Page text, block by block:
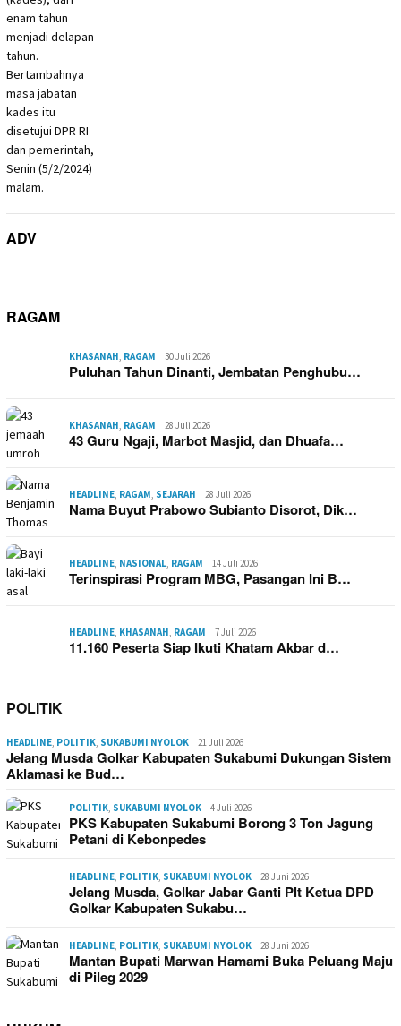
ADV
RAGAM
KHASANAH, RAGAM 30 Juli 2026
Puluhan Tahun Dinanti, Jembatan Penghubu…
KHASANAH, RAGAM 28 Juli 2026
43 Guru Ngaji, Marbot Masjid, dan Dhuafa…
HEADLINE, RAGAM, SEJARAH 28 Juli 2026
Nama Buyut Prabowo Subianto Disorot, Dik…
HEADLINE, NASIONAL, RAGAM 14 Juli 2026
Terinspirasi Program MBG, Pasangan Ini B…
HEADLINE, KHASANAH, RAGAM 7 Juli 2026
11.160 Peserta Siap Ikuti Khatam Akbar d…
POLITIK
HEADLINE, POLITIK, SUKABUMI NYOLOK 21 Juli 2026
Jelang Musda Golkar Kabupaten Sukabumi Dukungan Sistem
Aklamasi ke Bud…
POLITIK, SUKABUMI NYOLOK 4 Juli 2026
PKS Kabupaten Sukabumi Borong 3 Ton Jagung
Petani di Kebonpedes
HEADLINE, POLITIK, SUKABUMI NYOLOK 28 Juni 2026
Jelang Musda, Golkar Jabar Ganti Plt Ketua DPD
Golkar Kabupaten Sukabu…
HEADLINE, POLITIK, SUKABUMI NYOLOK 28 Juni 2026
Mantan Bupati Marwan Hamami Buka Peluang Maju
di Pileg 2029